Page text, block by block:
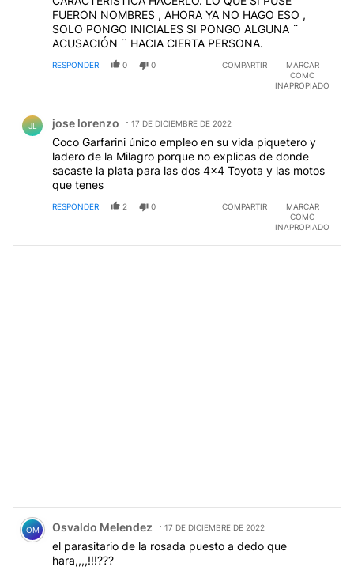
FUERON NOMBRES , AHORA YA NO HAGO ESO ,
SOLO PONGO INICIALES SI PONGO ALGUNA ¨
ACUSACIÓN ¨ HACIA CIERTA PERSONA.
RESPONDER 0 0 COMPARTIR
MARCAR
COMO
INAPROPIADO
JL jose lorenzo 17 DE DICIEMBRE DE 2022
Coco Garfarini único empleo en su vida piquetero y
ladero de la Milagro porque no explicas de donde
sacaste la plata para las dos 4x4 Toyota y las motos
que tenes
RESPONDER 2 0 COMPARTIR
MARCAR
COMO
INAPROPIADO
Comentario de Osvaldo Melendez.
OM Osvaldo Melendez 17 DE DICIEMBRE DE 2022
el parasitario de la rosada puesto a dedo que
hara,,,,!!!???